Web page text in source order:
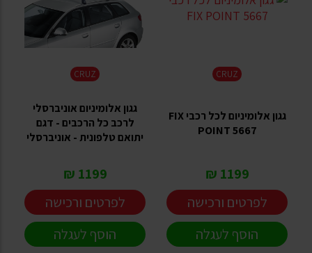
CRUZ
גגון אלומיניום לכל רכבי FIX
POINT 5667
1199 ₪
לפרטים ורכישה
הוסף לעגלה
CRUZ
גגון אלומיניום אוניברסלי
לרכב כל הרכבים - דגם
יתואם טלפונית - אוניברסלי
1199 ₪
לפרטים ורכישה
הוסף לעגלה